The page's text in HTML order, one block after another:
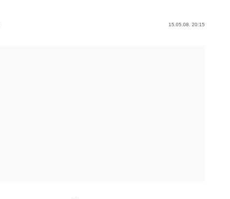
15.05.08. 20:15